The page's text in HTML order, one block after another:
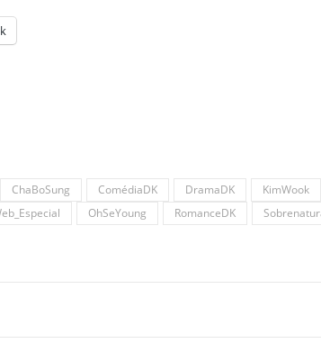
ChaBoSung ComédiaDK DramaDK KimWook
OhSeYoung RomanceDK